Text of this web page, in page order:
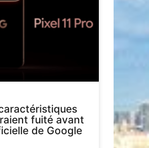
fuité avant
de Google